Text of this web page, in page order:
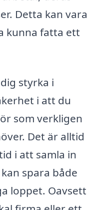
Detta kan vara
kunna fatta ett
styrka i
i att du
som verkligen
Det är alltid
i att samla in
spara både
loppet. Oavsett